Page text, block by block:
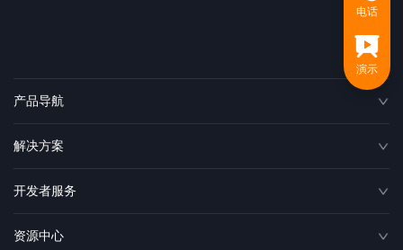
产品导航
解决方案
开发者服务
资源中心
电话
演示